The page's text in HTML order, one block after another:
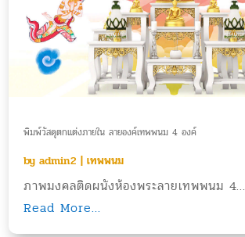
พิมพ์วัสดุตกแต่งภายใน ลายองค์เทพพนม 4 องค์
byadmin2 |เทพพนม
ภาพมงคลติดผนังห้องพระลายเทพพนม 4...
Read More...